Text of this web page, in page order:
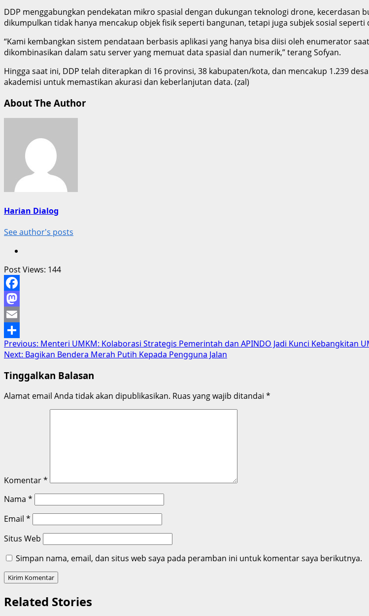
DDP menggabungkan pendekatan mikro spasial dengan dukungan teknologi drone, kecerdasan
dikumpulkan tidak hanya mencakup objek fisik seperti bangunan, tetapi juga subjek sosial seperti
“Kami kembangkan sistem pendataan berbasis aplikasi yang hanya bisa diisi oleh enumerator
dikombinasikan dalam satu server yang memuat data spasial dan numerik,” terang Sofyan.
Hingga saat ini, DDP telah diterapkan di 16 provinsi, 38 kabupaten/kota, dan mencakup 1.239
akademisi untuk memastikan akurasi dan keberlanjutan data. (zal)
About The Author
Harian Dialog
See author's posts
Post Views: 144
Facebook
Mastodon
Email
Share
Post
navigation
Previous: Menteri UMKM: Kolaborasi Strategis Pemerintah dan APINDO Jadi Kunci Kebangkitan
Next: Bagikan Bendera Merah Putih Kepada Pengguna Jalan
Tinggalkan Balasan
Alamat email Anda tidak akan dipublikasikan. Ruas yang wajib ditandai *
Komentar*
Nama *
Email *
Situs Web
Simpan nama, email, dan situs web saya pada peramban ini untuk komentar saya berikutnya.
Related Stories